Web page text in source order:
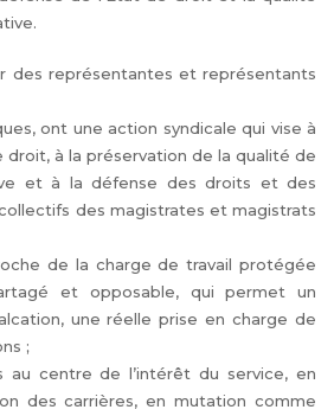
des représentantes et représentants
ont une action syndicale qui vise à
droit, à la préservation de la qualité de
et à la défense des droits et des
des magistrates et magistrats
de la charge de travail protégée
et opposable, qui permet un
une réelle prise en charge de
;
au centre de l’intérêt du service, en
des carrières, en mutation comme